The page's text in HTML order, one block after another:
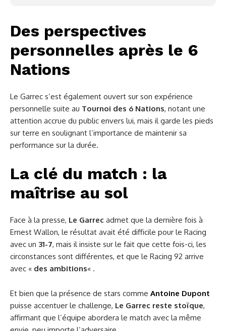
Des perspectives
personnelles après le 6
Nations
Le Garrec s’est également ouvert sur son expérience
personnelle suite au Tournoi des 6 Nations, notant une
attention accrue du public envers lui, mais il garde les pieds
sur terre en soulignant l’importance de maintenir sa
performance sur la durée.
La clé du match : la
maîtrise au sol
Face à la presse, Le Garrec admet que la dernière fois à
Ernest Wallon, le résultat avait été difficile pour le Racing
avec un 31-7, mais il insiste sur le fait que cette fois-ci, les
circonstances sont différentes, et que le Racing 92 arrive
avec « des ambitions« .
Et bien que la présence de stars comme Antoine Dupont
puisse accentuer le challenge, Le Garrec reste stoïque,
affirmant que l’équipe abordera le match avec la même